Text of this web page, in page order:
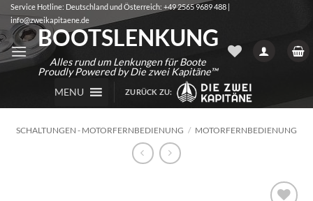
Zum
Inhalt
springen
Service Hotline: Deutschland und Österreich: +49 2565 9689 488 |
info@zweikapitaene.de
BOOTSLENKUNG
Alles rund um Lenkungen für Boote
Proudly Powered by Die zwei Kapitäne™
MENU
ZURÜCK ZU:
SCHALTUNGEN - MOTORFERNBEDIENUNG / MOTORFERNBEDIENUNG